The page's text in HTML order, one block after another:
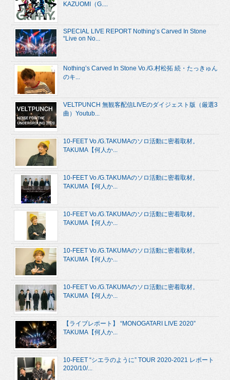
KAZUOMI（G....
SPECIAL LIVE REPORT Nothing’s Carved In Stone
“Live on No...
Nothing’s Carved In Stone Vo./G.村松拓 続・たっきゅん
のキ...
VELTPUNCH 無観客配信LIVEのダイジェスト版（厳選3
曲）Youtub...
10-FEET Vo./G.TAKUMAのソロ活動に密着取材。
TAKUMA【何人か...
10-FEET Vo./G.TAKUMAのソロ活動に密着取材。
TAKUMA【何人か...
10-FEET Vo./G.TAKUMAのソロ活動に密着取材。
TAKUMA【何人か...
10-FEET Vo./G.TAKUMAのソロ活動に密着取材。
TAKUMA【何人か...
10-FEET Vo./G.TAKUMAのソロ活動に密着取材。
TAKUMA【何人か...
【ライブレポート】 “MONOGATARI LIVE 2020”
TAKUMA【何人か...
10-FEET “シエラのように” TOUR 2020-2021 レポート
2020/10/...